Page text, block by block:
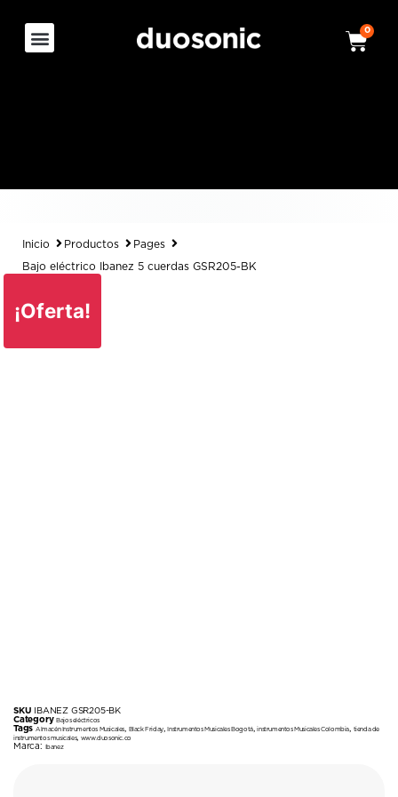
0
Inicio Productos Pages
Bajo eléctrico Ibanez 5 cuerdas GSR205-BK
¡Oferta!
SKU
IBANEZ GSR205-BK
Category Bajos eléctricos
Tags Almacén Instrumentos Musicales Black Friday,Instrumentos Musicales Bogotá,instrumentos Musicales Colombia
tienda de
instrumentos musicales, www.duosonic.co
Marca: Ibanez